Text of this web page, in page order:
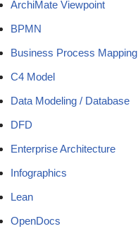
ArchiMate Viewpoint
BPMN
Business Process Mapping
C4 Model
Data Modeling / Database
DFD
Enterprise Architecture
Infographics
Lean
OpenDocs